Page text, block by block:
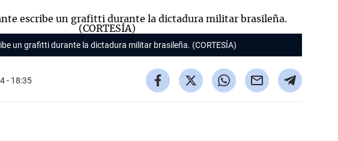
un grafitti durante la dictadura militar brasileña. (CORTESÍA)
- 18:35